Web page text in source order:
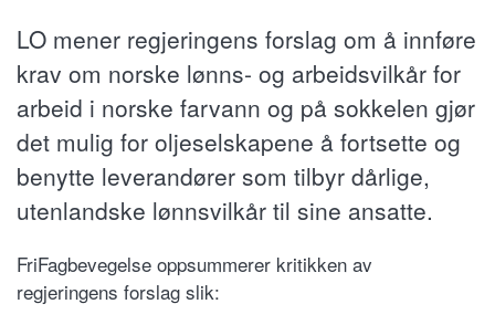
LO mener regjeringens forslag om å innføre
krav om norske lønns- og arbeidsvilkår for
arbeid i norske farvann og på sokkelen gjør
det mulig for oljeselskapene å fortsette og
benytte leverandører som tilbyr dårlige,
utenlandske lønnsvilkår til sine ansatte.
FriFagbevegelse oppsummerer kritikken av
regjeringens forslag slik: